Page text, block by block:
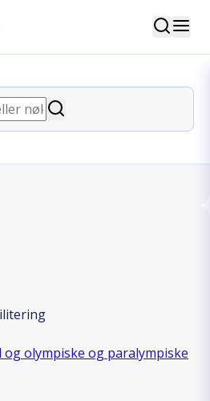
Søk
Søk
rehabilitering
olympiske og paralympiske